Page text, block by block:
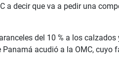
decir que va a pedir una
del 10 % a los
acudió a la OMC, cuyo